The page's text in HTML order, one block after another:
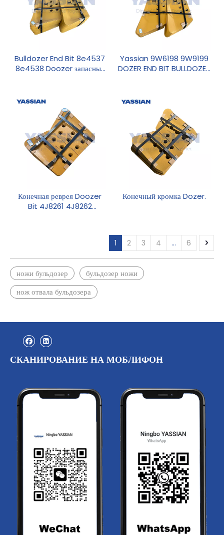
Bulldozer End Bit 8e4537
8e4538 Doozer запасные
Yassian 9W6198 9W9199
DOZER END BIT BULLDOZER
Конечная реврея Doozer
Bit 4J8261 4J8262
Конечный кромка Dozer.
1 2 3 4 ... 6
ножи бульдозер
бульдозер ножи
нож отвала бульдозера
СКАНИРОВАНИЕ НА МОБЛИФОН